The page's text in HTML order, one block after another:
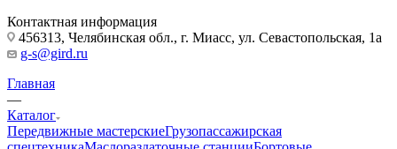
Контактная информация
456313, Челябинская обл., г. Миасс, ул. Севастопольская, 1а
g-s@gird.ru
Главная
—
Каталог
Передвижные мастерскиеГрузопассажирская